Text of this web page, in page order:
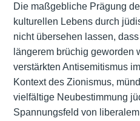
Die maßgebliche Prägung
kulturellen Lebens durch
nicht übersehen lassen,
längerem brüchig geworden
verstärkten Antisemitismus
Kontext des Zionismus,
vielfältige Neubestimmung
Spannungsfeld von